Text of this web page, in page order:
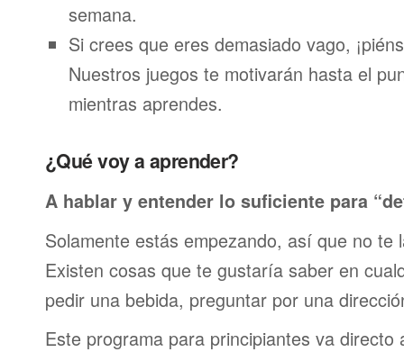
semana.
Si crees que eres demasiado vago,
Nuestros juegos te motivarán hasta el
mientras aprendes.
¿Qué voy a aprender?
A hablar y entender lo suficiente para
Solamente estás empezando, así que no te
Existen cosas que te gustaría saber en
pedir una bebida, preguntar por una
Este programa para principiantes va directo